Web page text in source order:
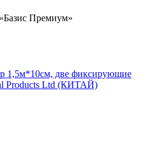
Премиум»
1,5м*10см, две фиксирующие
Products Ltd (КИТАЙ)